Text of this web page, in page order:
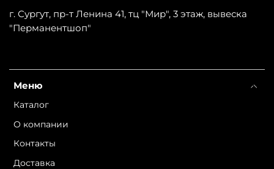
Меню
Каталог
О компании
Контакты
Доставка
г. Сургут, пр-т Ленина 41, тц "Мир", 3 этаж, вывеска
"Перманентшоп"